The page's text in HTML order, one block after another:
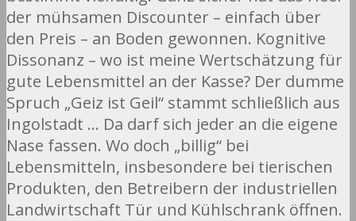
der mühsamen Discounter – einfach über
den Preis – an Boden gewonnen. Kognitive
Dissonanz – wo ist meine Wertschätzung für
gute Lebensmittel an der Kasse? Der dumme
Spruch „Geiz ist Geil“ stammt schließlich aus
Ingolstadt … Da darf sich jeder an die eigene
Nase fassen. Wo doch „billig“ bei
Lebensmitteln, insbesondere bei tierischen
Produkten, den Betreibern der industriellen
Landwirtschaft Tür und Kühlschrank öffnen.